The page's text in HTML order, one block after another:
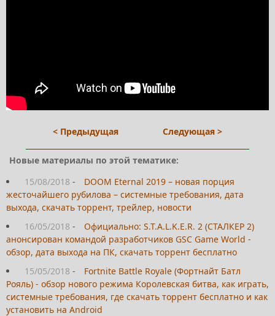
< Предыдущая Следующая >
Новые материалы по этой тематике:
15/08/2018 -
DOOM Eternal 2019 – новая порция
жесточайшего рубилова – системные требования, дата
выхода, скачать торрент, трейлер, новости
16/05/2018 -
Официально: S.T.A.L.K.E.R. 2 (СТАЛКЕР 2)
анонсирован командой разработчиков GSC Game World -
обзор, дата выхода на ПК, скачать торрент бесплатно
15/05/2018 -
Fortnite Battle Royale (Фортнайт Батл
Рояль) - обзор нового режима Королевская битва, как играть,
системные требования, где скачать торрент бесплатно и как
установить на Android